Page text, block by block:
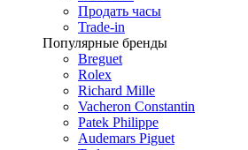
Продать часы
Trade-in
Популярные бренды
Breguet
Rolex
Richard Mille
Vacheron Constantin
Patek Philippe
Audemars Piguet